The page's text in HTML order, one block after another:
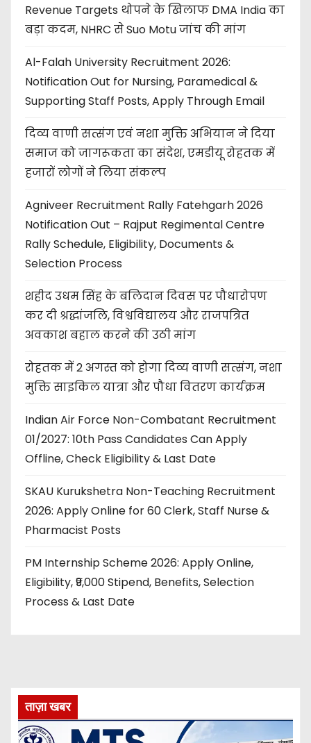
Revenue Targets थोपने के खिलाफ DMA India का
बड़ा कदम, NHRC से Suo Motu जांच की मांग
Al-Falah University Recruitment 2026:
Notification Out for Nursing, Paramedical &
Supporting Staff Posts, Apply Through Email
दिव्य वाणी सत्संग एवं नशा मुक्ति अभियान ने दिया
समाज को जागरूकता का संदेश, एमडीयू रोहतक में
हजारों लोगों ने लिया संकल्प
Agniveer Recruitment Rally Fatehgarh 2026
Notification Out – Rajput Regimental Centre
Rally Schedule, Eligibility, Documents &
Selection Process
शहीद उधम सिंह के बलिदान दिवस पर पौधारोपण
कर दी श्रद्धांजलि, विश्वविद्यालय और राजपत्रित
अवकाश बहाल करने की उठी मांग
रोहतक में 2 अगस्त को होगा दिव्य वाणी सत्संग, नशा
मुक्ति साइकिल यात्रा और पौधा वितरण कार्यक्रम
Indian Air Force Non-Combatant Recruitment
01/2027: 10th Pass Candidates Can Apply
Offline, Check Eligibility & Last Date
SKAU Kurukshetra Non-Teaching Recruitment
2026: Apply Online for 60 Clerk, Staff Nurse &
Pharmacist Posts
PM Internship Scheme 2026: Apply Online,
Eligibility, ₹9,000 Stipend, Benefits, Selection
Process & Last Date
ताज़ा खबर